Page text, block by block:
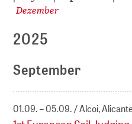
Dezember
2025
September
01.09. – 05.09. Alcoi,